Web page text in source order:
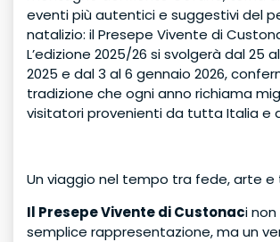
eventi più autentici e suggestivi del
natalizio: il Presepe Vivente di
L’edizione 2025/26 si svolgerà dal 25
2025 e dal 3 al 6 gennaio 2026,
tradizione che ogni anno richiama
visitatori provenienti da tutta Italia e
Un viaggio nel tempo tra fede, arte e
Il Presepe Vivente di Custonaci
semplice rappresentazione, ma un